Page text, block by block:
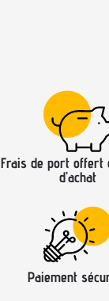
Frais de port offert
d’achat
Paiement